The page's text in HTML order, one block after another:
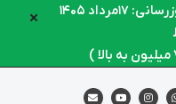
×
۱۴۰۵